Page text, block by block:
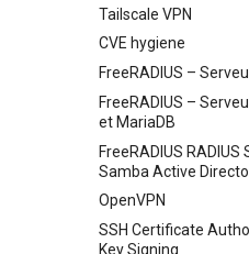
Tailscale VPN
CVE hygiene
FreeRADIUS –
FreeRADIUS –
et MariaDB
FreeRADIUS RADIUS
Samba Active
OpenVPN
SSH Certificate
Key Signing